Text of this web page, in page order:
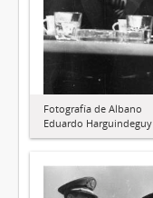
Fotografía de Albano
Eduardo Harguindeguy